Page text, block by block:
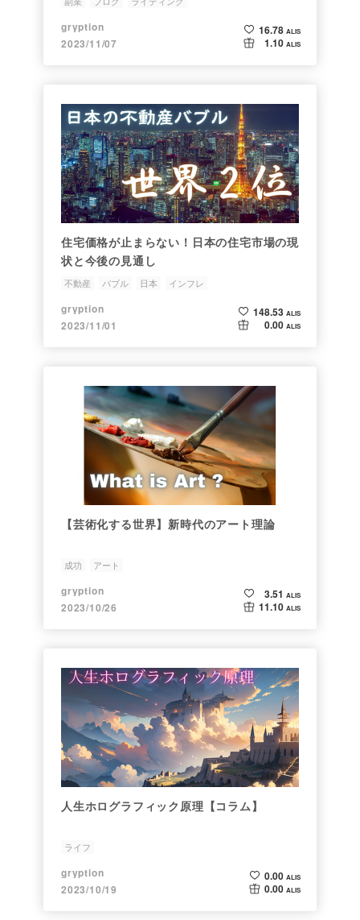
gryption
2023/11/07
16.78 ALIS
1.10 ALIS
住宅価格が止まらない！日本の住宅市場の現
状と今後の見通し
不動産 バブル 日本 インフレ
gryption
2023/11/01
148.53 ALIS
0.00 ALIS
【芸術化する世界】新時代のアート理論
成功 アート
gryption
2023/10/26
3.51 ALIS
11.10 ALIS
人生ホログラフィック原理【コラム】
ライフ
gryption
2023/10/19
0.00 ALIS
0.00 ALIS